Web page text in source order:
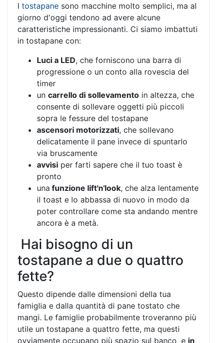
I tostapane sono macchine molto semplici, ma al
giorno d'oggi tendono ad avere alcune
caratteristiche impressionanti. Ci siamo imbattuti
in tostapane con:
Luci a LED, che forniscono una barra di
progressione o un conto alla rovescia del
timer
un carrello di sollevamento in altezza, che
consente di sollevare oggetti più piccoli
sopra le fessure del tostapane
ascensori motorizzati, che sollevano
delicatamente il pane invece di spuntarlo
via bruscamente
avvisi per farti sapere che il tuo toast è
pronto
una funzione lift'n'look, che alza lentamente
il toast e lo abbassa di nuovo in modo da
poter controllare come sta andando mentre
ancora è a metà.
Hai bisogno di un
tostapane a due o quattro
fette?
Questo dipende dalle dimensioni della tua
famiglia e dalla quantità di pane tostato che
mangi. Le famiglie probabilmente troveranno più
utile un tostapane a quattro fette, ma questi
ovviamente occupano più spazio sul banco, e in